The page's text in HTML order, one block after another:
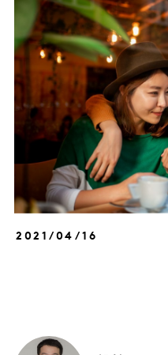
2021/04/16